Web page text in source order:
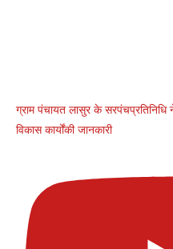
ग्राम पंचायत लासुर के सरपंचप्रतिनिधि
विकास कार्योंकी जानकारी